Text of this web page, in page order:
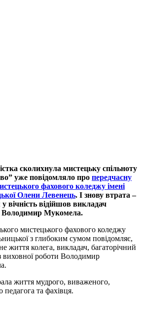
сколихнула мистецьку спільноту
уже повідомляло про передчасну
фахового коледжу імені
Олени Левенець. І знову втрата –
вічність відійшов викладач
Володимир Мукомела.
мистецького фахового коледжу
з глибоким сумом повідомляє,
життя колега, викладач, багаторічний
виховної роботи Володимир
життя мудрого, виваженого,
педагога та фахівця.